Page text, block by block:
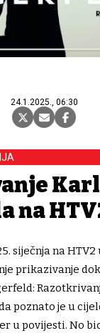
24.1.2025., 06:30
na
siječnja na
prikazivanje
poznato je u
u povijesti. No